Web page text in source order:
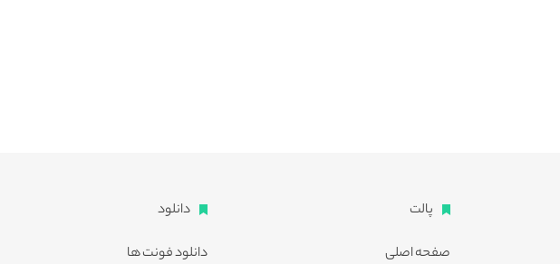
پالت
صفحه اصلی
دانلود
دانلود فونت ها